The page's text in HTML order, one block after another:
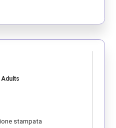
stampata